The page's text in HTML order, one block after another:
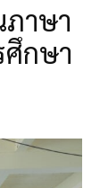
าษา
กษา